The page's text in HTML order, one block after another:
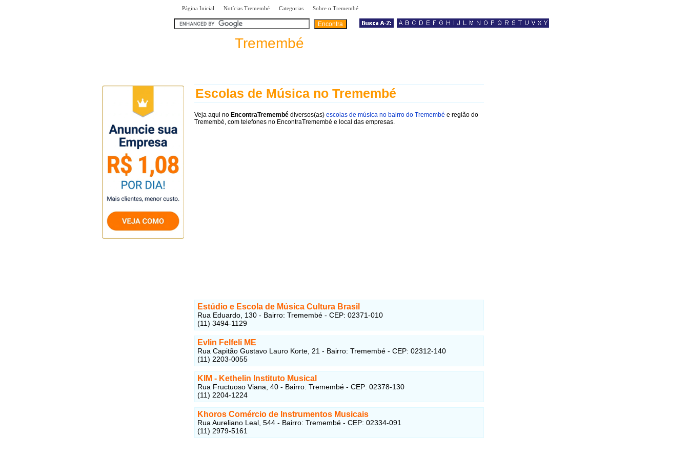
Página Inicial Notícias Tremembé Categorias Sobre o Tremembé
Tremembé
Escolas de Música no Tremembé
Veja aqui no EncontraTremembé diversos(as) escolas de música no bairro do Tremembé e região do
Tremembé, com telefones no EncontraTremembé e local das empresas.
Estúdio e Escola de Música Cultura Brasil
Rua Eduardo, 130 - Bairro: Tremembé - CEP: 02371-010
(11) 3494-1129
Evlin Felfeli ME
Rua Capitão Gustavo Lauro Korte, 21 - Bairro: Tremembé - CEP: 02312-140
(11) 2203-0055
KIM - Kethelin Instituto Musical
Rua Fructuoso Viana, 40 - Bairro: Tremembé - CEP: 02378-130
(11) 2204-1224
Khoros Comércio de Instrumentos Musicais
Rua Aureliano Leal, 544 - Bairro: Tremembé - CEP: 02334-091
(11) 2979-5161